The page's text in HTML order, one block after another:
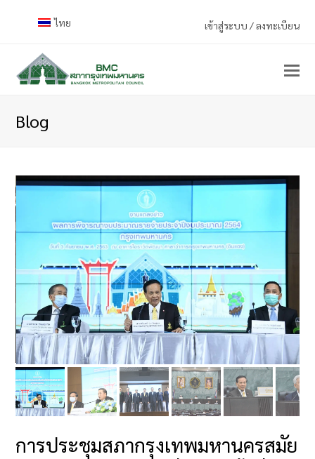
ไทย เข้าสู่ระบบ / ลงทะเบียน
Blog
การประชุมสภากรุงเทพมหานครสมัย